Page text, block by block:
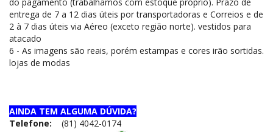
entrega de 7 a 12 dias úteis por transportadoras e Correios e de
2 à 7 dias úteis via Aéreo (exceto região norte). vestidos para
atacado
6 - As imagens são reais, porém estampas e cores irão sortidas.
lojas de modas
AINDA TEM ALGUMA DÚVIDA?
Telefone: (81) 4042-0174